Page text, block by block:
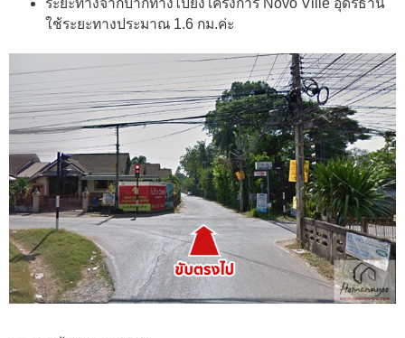
ระยะทางจากปากทางไปยังโครงการ Novo Ville อุดรธานี
ใช้ระยะทางประมาณ 1.6 กม.ค่ะ